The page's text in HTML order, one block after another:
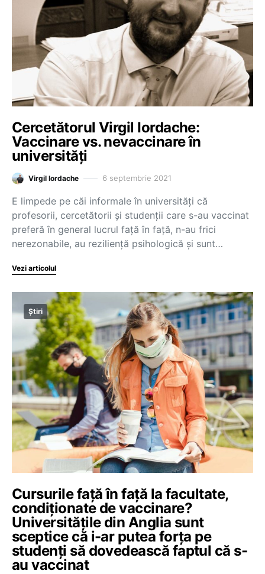
Cercetătorul Virgil Iordache:
Vaccinare vs. nevaccinare în
universități
Virgil Iordache 6 septembrie 2021
E limpede pe căi informale în universități că
profesorii, cercetătorii și studenții care s-au vaccinat
preferă în general lucrul față în față, n-au frici
nerezonabile, au reziliență psihologică și sunt…
Vezi articolul
Știri
Cursurile față în față la facultate,
condiționate de vaccinare?
Universitățile din Anglia sunt
sceptice că i-ar putea forța pe
studenți să dovedească faptul că s-
au vaccinat